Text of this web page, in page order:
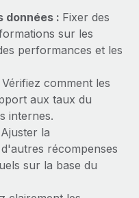
données : Fixer des
sur les
performances et les
Vérifiez comment les
aux taux du
internes.
Ajuster la
récompenses
sur la base du